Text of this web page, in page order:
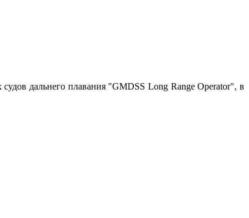
дальнего плавания "GMDSS Long Range Operator", в